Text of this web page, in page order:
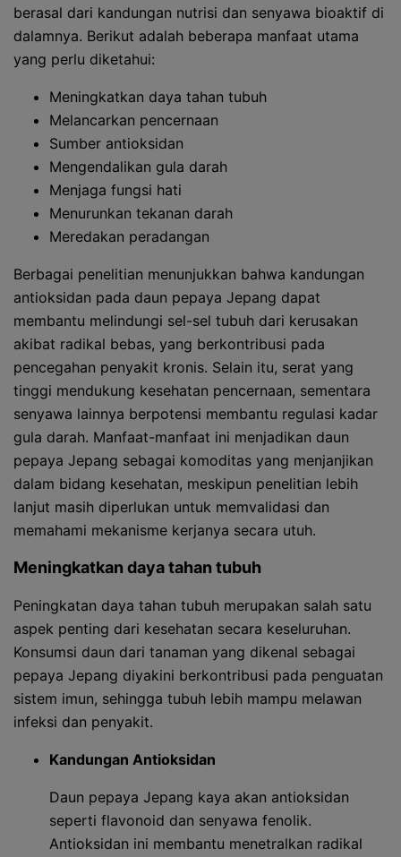
berasal dari kandungan nutrisi dan senyawa bioaktif di
dalamnya. Berikut adalah beberapa manfaat utama
yang perlu diketahui:
Meningkatkan daya tahan tubuh
Melancarkan pencernaan
Sumber antioksidan
Mengendalikan gula darah
Menjaga fungsi hati
Menurunkan tekanan darah
Meredakan peradangan
Berbagai penelitian menunjukkan bahwa kandungan
antioksidan pada daun pepaya Jepang dapat
membantu melindungi sel-sel tubuh dari kerusakan
akibat radikal bebas, yang berkontribusi pada
pencegahan penyakit kronis. Selain itu, serat yang
tinggi mendukung kesehatan pencernaan, sementara
senyawa lainnya berpotensi membantu regulasi kadar
gula darah. Manfaat-manfaat ini menjadikan daun
pepaya Jepang sebagai komoditas yang menjanjikan
dalam bidang kesehatan, meskipun penelitian lebih
lanjut masih diperlukan untuk memvalidasi dan
memahami mekanisme kerjanya secara utuh.
Meningkatkan daya tahan tubuh
Peningkatan daya tahan tubuh merupakan salah satu
aspek penting dari kesehatan secara keseluruhan.
Konsumsi daun dari tanaman yang dikenal sebagai
pepaya Jepang diyakini berkontribusi pada penguatan
sistem imun, sehingga tubuh lebih mampu melawan
infeksi dan penyakit.
Kandungan Antioksidan
Daun pepaya Jepang kaya akan antioksidan
seperti flavonoid dan senyawa fenolik.
Antioksidan ini membantu menetralkan radikal